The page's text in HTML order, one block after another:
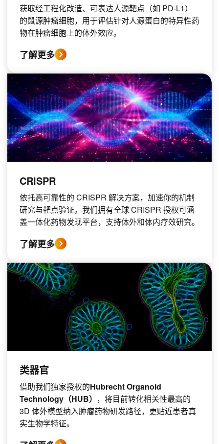
获取经工程化改造、可表达人源靶点（如 PD‑L1）
的鼠源肿瘤细胞，用于评估针对人源蛋白的特异性药
物在肿瘤细胞上的体外效应。
了解更多
CRISPR
依托高可靠性的 CRISPR 解决方案，加速你的机制
研究与靶点验证。我们拥有全球 CRISPR 授权可涵
盖一体化药物发现平台，支持体外和体内疗效研究。
了解更多
类器官
借助我们独家授权的Hubrecht Organoid
Technology（HUB） ，将目前转化相关性最高的
3D 体外模型纳入肿瘤药物研发路径，更贴近患者真
实生物学特征。